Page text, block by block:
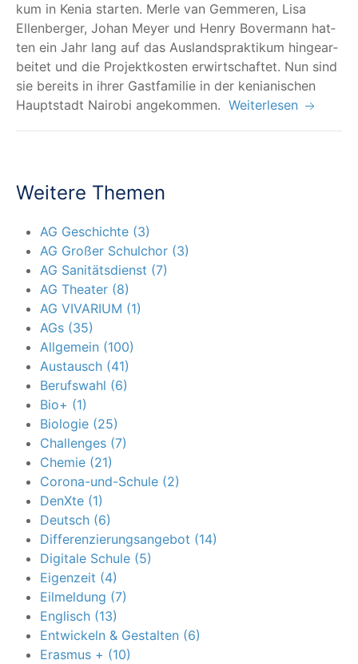
kum in Kenia star­ten. Mer­le van Gem­me­ren, Lisa
Ellen­ber­ger, Johan Mey­er und Hen­ry Bover­mann hat­
ten ein Jahr lang auf das Aus­lands­prak­ti­kum hin­ge­ar­
bei­tet und die Pro­jekt­kos­ten erwirt­schaf­tet. Nun sind
sie bereits in ihrer Gast­fa­mi­lie in der kenia­ni­schen
Haupt­stadt Nai­ro­bi angekommen. Weiterlesen
Weitere Themen
AG Geschichte (3)
AG Großer Schulchor (3)
AG Sanitätsdienst (7)
AG Theater (8)
AG VIVARIUM (1)
AGs (35)
Allgemein (100)
Austausch (41)
Berufswahl (6)
Bio+ (1)
Biologie (25)
Challenges (7)
Chemie (21)
Corona-und-Schule (2)
DenXte (1)
Deutsch (6)
Differenzierungsangebot (14)
Digitale Schule (5)
Eigenzeit (4)
Eilmeldung (7)
Englisch (13)
Entwickeln & Gestalten (6)
Erasmus + (10)